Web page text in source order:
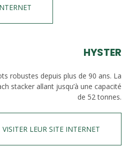
HYSTER
robustes depuis plus de 90 ans. La
stacker allant jusqu’à une capacité
de 52 tonnes.
VISITER LEUR SITE INTERNET